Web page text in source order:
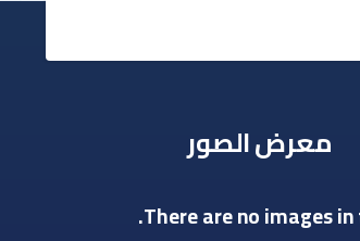
معرض الصور
There are no images